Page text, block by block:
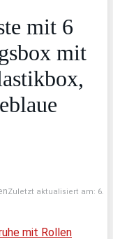
mit 6
mit
Zuletzt aktualisiert am: 6.
mit Rollen